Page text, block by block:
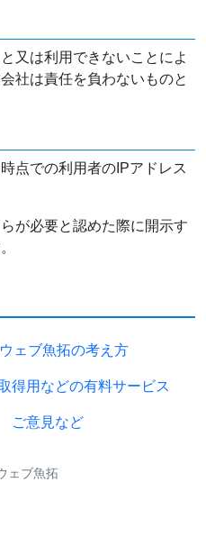
又は利用できないことによ
社は責任を負わないものと
点での利用者のIPアドレス
が必要と認めた際に開示す
ウェブ魚拓の考え方
得用などの有料サービス
ご意見など
ェブ魚拓